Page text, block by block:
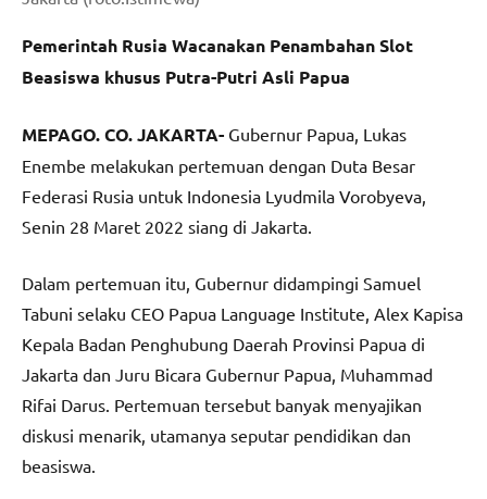
Pemerintah Rusia Wacanakan Penambahan Slot
Beasiswa khusus Putra-Putri Asli Papua
MEPAGO. CO. JAKARTA- Gubernur Papua, Lukas
Enembe melakukan pertemuan dengan Duta Besar
Federasi Rusia untuk Indonesia Lyudmila Vorobyeva,
Senin 28 Maret 2022 siang di Jakarta.
Dalam pertemuan itu, Gubernur didampingi Samuel
Tabuni selaku CEO Papua Language Institute, Alex Kapisa
Kepala Badan Penghubung Daerah Provinsi Papua di
Jakarta dan Juru Bicara Gubernur Papua, Muhammad
Rifai Darus. Pertemuan tersebut banyak menyajikan
diskusi menarik, utamanya seputar pendidikan dan
beasiswa.